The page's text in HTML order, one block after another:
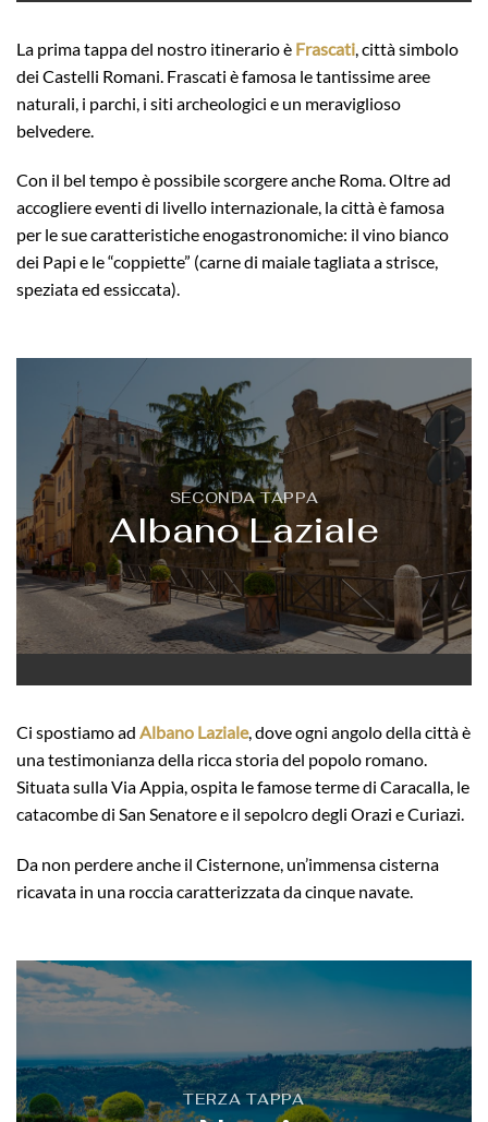
La prima tappa del nostro itinerario è Frascati , città simbolo
dei Castelli Romani. Frascati è famosa le tantissime aree
naturali, i parchi, i siti archeologici e un meraviglioso
belvedere.
Con il bel tempo è possibile scorgere anche Roma. Oltre ad
accogliere eventi di livello internazionale, la città è famosa
per le sue caratteristiche enogastronomiche: il vino bianco
dei Papi e le “coppiette” (carne di maiale tagliata a strisce,
speziata ed essiccata).
SECONDA TAPPA
Albano Laziale
Ci spostiamo ad Albano Laziale, dove ogni angolo della città è
una testimonianza della ricca storia del popolo romano.
Situata sulla Via Appia, ospita le famose terme di Caracalla, le
catacombe di San Senatore e il sepolcro degli Orazi e Curiazi.
Da non perdere anche il Cisternone, un’immensa cisterna
ricavata in una roccia caratterizzata da cinque navate.
TERZA TAPPA